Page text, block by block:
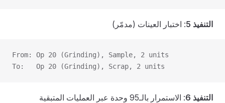
التنفيذ 5 : اختبار العينات (مدمّر)
From: Op 20 (Grinding), Sample, 2 units
To:   Op 20 (Grinding), Scrap, 2 units
التنفيذ 6 : الاستمرار بالـ95 وحدة عبر العمليات المتبقية